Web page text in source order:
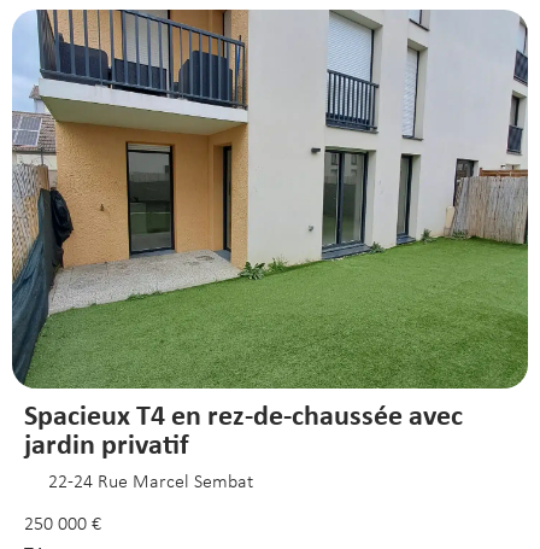
Spacieux T4 en rez-de-chaussée avec
jardin privatif
22-24 Rue Marcel Sembat
250 000 €